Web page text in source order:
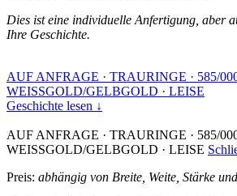
Dies ist eine individuelle Anfertigung, aber
Ihre Geschichte.
AUF ANFRAGE · TRAURINGE · 585/
WEISSGOLD/GELBGOLD · LEISE
Geschichte lesen ↓
AUF ANFRAGE · TRAURINGE · 585/
WEISSGOLD/GELBGOLD · LEISE
Preis: abhängig von Breite, Weite, Stärke